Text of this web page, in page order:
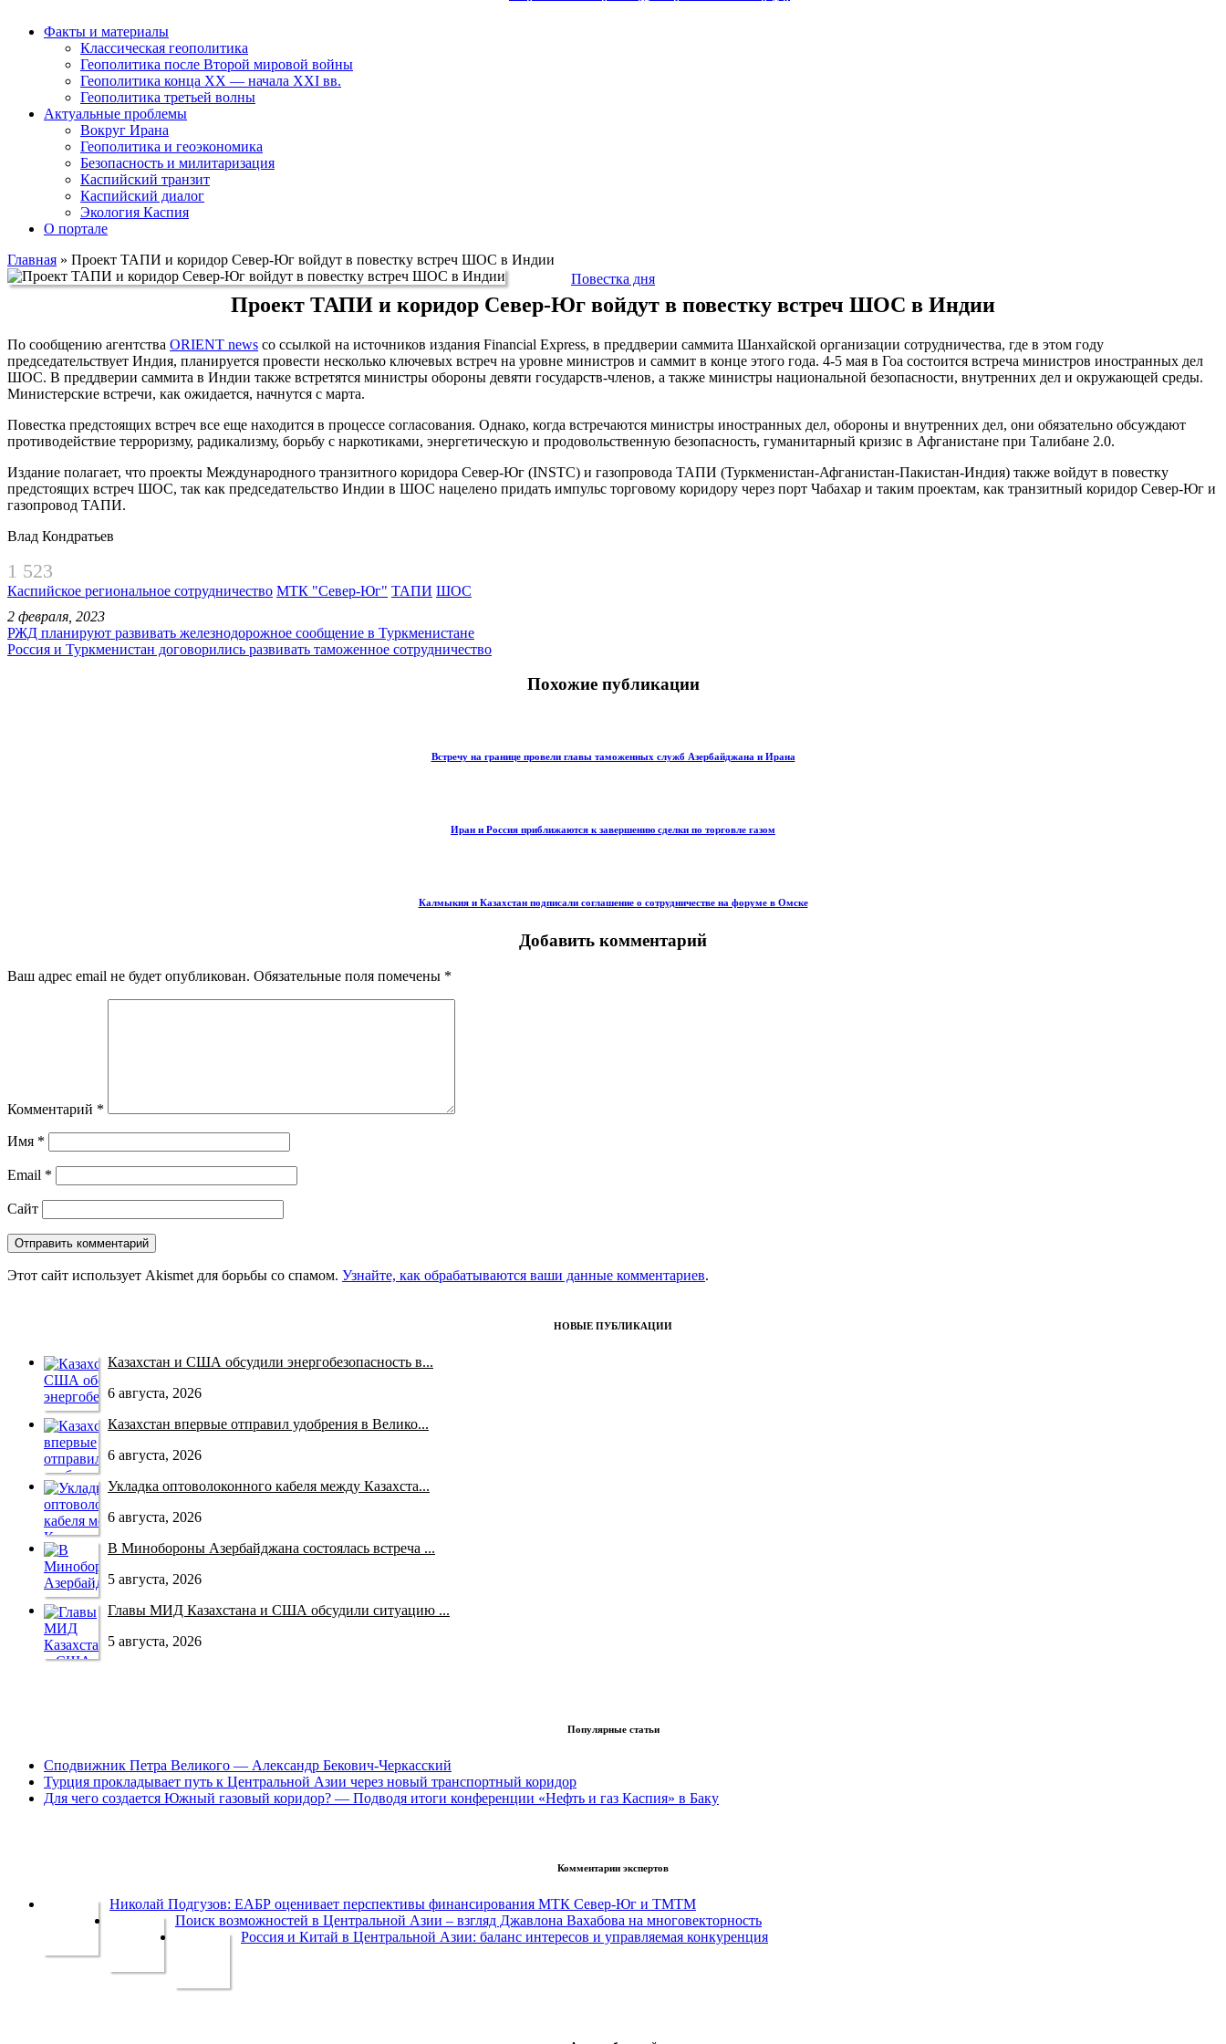
Факты и материалы
Классическая геополитика
Геополитика после Второй мировой войны
Геополитика конца XX — начала XXI вв.
Геополитика третьей волны
Актуальные проблемы
Вокруг Ирана
Геополитика и геоэкономика
Безопасность и милитаризация
Каспийский транзит
Каспийский диалог
Экология Каспия
О портале
Главная » Проект ТАПИ и коридор Север-Юг войдут в повестку встреч ШОС в Индии
Повестка дня
Проект ТАПИ и коридор Север-Юг войдут в повестку встреч ШОС в Индии
По сообщению агентства ORIENT news со ссылкой на источников издания Financial Express, в преддверии саммита Шанхайской организации сотрудничества, где в этом году
председательствует Индия, планируется провести несколько ключевых встреч на уровне министров и саммит в конце этого года. 4-5 мая в Гоа состоится встреча министров иностранных дел
ШОС. В преддверии саммита в Индии также встретятся министры обороны девяти государств-членов, а также министры национальной безопасности, внутренних дел и окружающей среды.
Министерские встречи, как ожидается, начнутся с марта.
Повестка предстоящих встреч все еще находится в процессе согласования. Однако, когда встречаются министры иностранных дел, обороны и внутренних дел, они обязательно обсуждают
противодействие терроризму, радикализму, борьбу с наркотиками, энергетическую и продовольственную безопасность, гуманитарный кризис в Афганистане при Талибане 2.0.
Издание полагает, что проекты Международного транзитного коридора Север-Юг (INSTC) и газопровода ТАПИ (Туркменистан-Афганистан-Пакистан-Индия) также войдут в повестку
предстоящих встреч ШОС, так как председательство Индии в ШОС нацелено придать импульс торговому коридору через порт Чабахар и таким проектам, как транзитный коридор Север-Юг и
газопровод ТАПИ.
Влад Кондратьев
1 523
Каспийское региональное сотрудничество МТК "Север-Юг" ТАПИ ШОС
2 февраля, 2023
РЖД планируют развивать железнодорожное сообщение в Туркменистане
Россия и Туркменистан договорились развивать таможенное сотрудничество
Похожие публикации
Встречу на границе провели главы таможенных служб Азербайджана и Ирана
Иран и Россия приближаются к завершению сделки по торговле газом
Калмыкия и Казахстан подписали соглашение о сотрудничестве на форуме в Омске
Добавить комментарий
Ваш адрес email не будет опубликован. Обязательные поля помечены *
Комментарий *
Имя *
Email *
Сайт
Этот сайт использует Akismet для борьбы со спамом. Узнайте, как обрабатываются ваши данные комментариев.
НОВЫЕ ПУБЛИКАЦИИ
Казахстан и США обсудили энергобезопасность в...
6 августа, 2026
Казахстан впервые отправил удобрения в Велико...
6 августа, 2026
Укладка оптоволоконного кабеля между Казахста...
6 августа, 2026
В Минобороны Азербайджана состоялась встреча ...
5 августа, 2026
Главы МИД Казахстана и США обсудили ситуацию ...
5 августа, 2026
Популярные статьи
Сподвижник Петра Великого — Александр Бекович-Черкасский
Турция прокладывает путь к Центральной Азии через новый транспортный коридор
Для чего создается Южный газовый коридор? — Подводя итоги конференции «Нефть и газ Каспия» в Баку
Комментарии экспертов
Николай Подгузов: ЕАБР оценивает перспективы финансирования МТК Север-Юг и ТМТМ
Поиск возможностей в Центральной Азии – взгляд Джавлона Вахабова на многовекторность
Россия и Китай в Центральной Азии: баланс интересов и управляемая конкуренция